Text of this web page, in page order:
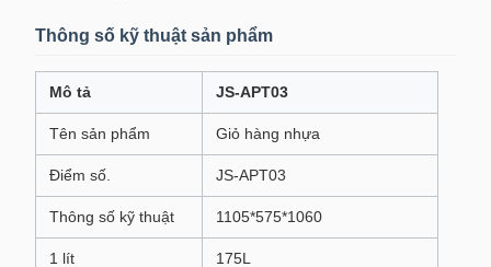
Thông số kỹ thuật sản phẩm
Mô tả JS-APT03
Tên sản phẩm Giỏ hàng nhựa
Điểm số. JS-APT03
Thông số kỹ thuật 1105*575*1060
1 lít 175L